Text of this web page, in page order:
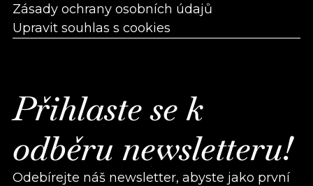
Zásady ochrany osobních údajů
Upravit souhlas s cookies
Přihlaste se k
odběru newsletteru!
Odebírejte náš newsletter, abyste jako první